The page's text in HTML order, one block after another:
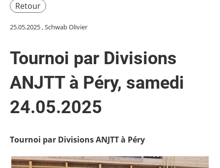
Retour
25.05.2025, Schwab Olivier
Tournoi par Divisions
ANJTT à Péry, samedi
24.05.2025
Tournoi par Divisions ANJTT à Péry